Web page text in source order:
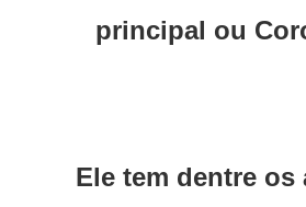
principal ou
Ele tem dentre